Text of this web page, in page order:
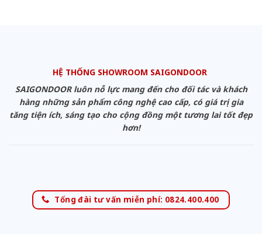
HỆ THỐNG SHOWROOM SAIGONDOOR
SAIGONDOOR luôn nỗ lực mang đến cho đối tác và khách
hàng những sản phẩm công nghệ cao cấp, có giá trị gia
tăng tiện ích, sáng tạo cho cộng đồng một tương lai tốt đẹp
hơn!
Tổng đài tư vấn miễn phí: 0824.400.400